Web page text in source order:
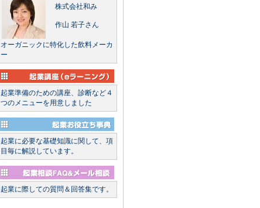
株式会社和み
作山 若子さん
オーガニックに特化した飲料メーカ
ー
起業準備のための講座、診断など４
つのメニューを用意しました
起業に必要な基礎知識に関して、項
目毎に解説しています。
起業に際しての質問＆回答集です。